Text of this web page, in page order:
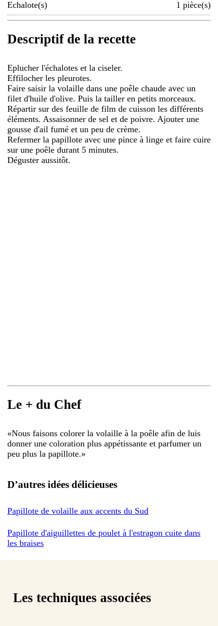
Echalote(s) 1 pièce(s)
Descriptif de la recette
Eplucher l'échalotes et la ciseler.
Effilocher les pleurotes.
Faire saisir la volaille dans une poêle chaude avec un
filet d'huile d'olive. Puis la tailler en petits morceaux.
Répartir sur des feuille de film de cuisson les différents
éléments. Assaisonner de sel et de poivre. Ajouter une
gousse d'ail fumé et un peu de crème.
Refermer la papillote avec une pince à linge et faire cuire
sur une poêle durant 5 minutes.
Déguster aussitôt.
Le + du Chef
«Nous faisons colorer la volaille à la poêle afin de luis
donner une coloration plus appétissante et parfumer un
peu plus la papillote.»
D’autres idées délicieuses
Papillote de volaille aux accents du Sud
Papillote d'aiguillettes de poulet à l'estragon cuite dans
les braises
Les techniques associées